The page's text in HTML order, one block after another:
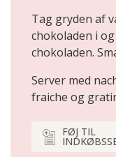
Tag gryden af
chokoladen i
chokoladen.
Server med
fraiche og
FØJ TIL